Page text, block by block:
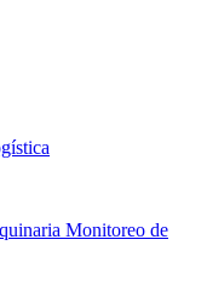
Monitoreo de